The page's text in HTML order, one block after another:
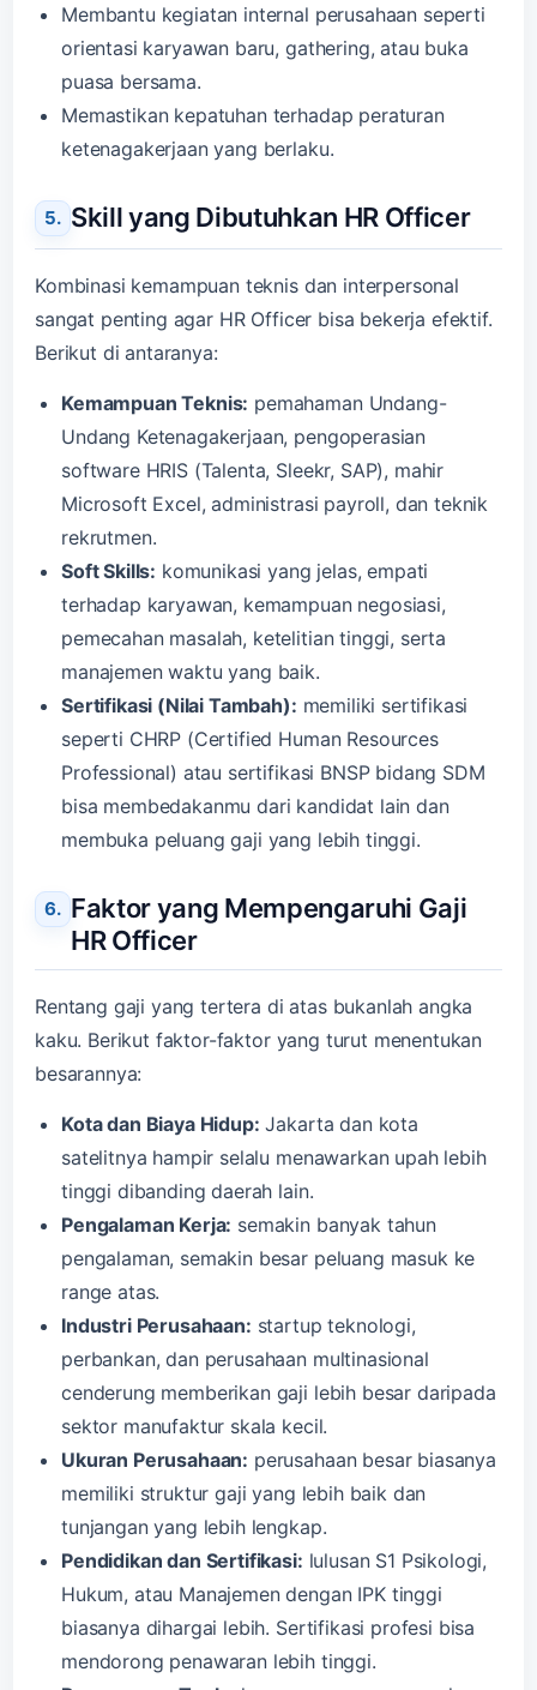
Membantu kegiatan internal perusahaan seperti
orientasi karyawan baru, gathering, atau buka
puasa bersama.
Memastikan kepatuhan terhadap peraturan
ketenagakerjaan yang berlaku.
Skill yang Dibutuhkan HR Officer
Kombinasi kemampuan teknis dan interpersonal
sangat penting agar HR Officer bisa bekerja efektif.
Berikut di antaranya:
Kemampuan Teknis: pemahaman Undang-
Undang Ketenagakerjaan, pengoperasian
software HRIS (Talenta, Sleekr, SAP), mahir
Microsoft Excel, administrasi payroll, dan teknik
rekrutmen.
Soft Skills: komunikasi yang jelas, empati
terhadap karyawan, kemampuan negosiasi,
pemecahan masalah, ketelitian tinggi, serta
manajemen waktu yang baik.
Sertifikasi (Nilai Tambah): memiliki sertifikasi
seperti CHRP (Certified Human Resources
Professional) atau sertifikasi BNSP bidang SDM
bisa membedakanmu dari kandidat lain dan
membuka peluang gaji yang lebih tinggi.
Faktor yang Mempengaruhi Gaji
HR Officer
Rentang gaji yang tertera di atas bukanlah angka
kaku. Berikut faktor-faktor yang turut menentukan
besarannya:
Kota dan Biaya Hidup: Jakarta dan kota
satelitnya hampir selalu menawarkan upah lebih
tinggi dibanding daerah lain.
Pengalaman Kerja: semakin banyak tahun
pengalaman, semakin besar peluang masuk ke
range atas.
Industri Perusahaan: startup teknologi,
perbankan, dan perusahaan multinasional
cenderung memberikan gaji lebih besar daripada
sektor manufaktur skala kecil.
Ukuran Perusahaan: perusahaan besar biasanya
memiliki struktur gaji yang lebih baik dan
tunjangan yang lebih lengkap.
Pendidikan dan Sertifikasi: lulusan S1 Psikologi,
Hukum, atau Manajemen dengan IPK tinggi
biasanya dihargai lebih. Sertifikasi profesi bisa
mendorong penawaran lebih tinggi.